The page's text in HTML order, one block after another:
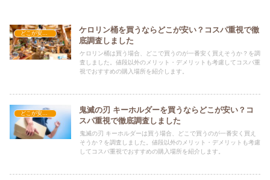
ケロリン桶を買うならどこが安い？コスパ重視で徹
底調査しました
ケロリン桶は買う場合、どこで買うのが一番安く買えそうか？を調
査しました。値段以外のメリット・デメリットも考慮してコスパ重
視でおすすめの購入場所を紹介します。
鬼滅の刃 キーホルダーを買うならどこが安い？コ
スパ重視で徹底調査しました
鬼滅の刃 キーホルダーは買う場合、どこで買うのが一番安く買え
そうか？を調査しました。値段以外のメリット・デメリットも考慮
してコスパ重視でおすすめの購入場所を紹介します。